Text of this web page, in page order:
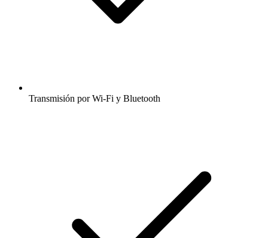
Transmisión por Wi-Fi y Bluetooth